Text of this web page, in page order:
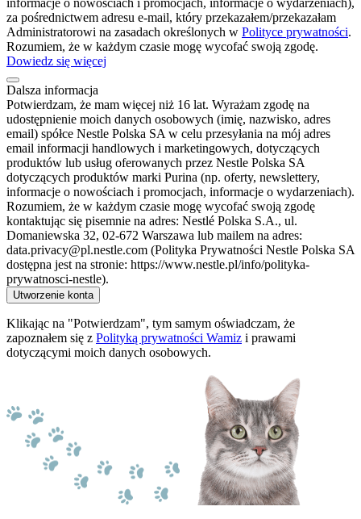
informacje o nowościach i promocjach, informacje o wydarzeniach),
za pośrednictwem adresu e-mail, który przekazałem/przekazałam
Administratorowi na zasadach określonych w Polityce prywatności.
Rozumiem, że w każdym czasie mogę wycofać swoją zgodę.
Dowiedz się więcej
Dalsza informacja
Potwierdzam, że mam więcej niż 16 lat. Wyrażam zgodę na
udostępnienie moich danych osobowych (imię, nazwisko, adres
email) spółce Nestle Polska SA w celu przesyłania na mój adres
email informacji handlowych i marketingowych, dotyczących
produktów lub usług oferowanych przez Nestle Polska SA
dotyczących produktów marki Purina (np. oferty, newslettery,
informacje o nowościach i promocjach, informacje o wydarzeniach).
Rozumiem, że w każdym czasie mogę wycofać swoją zgodę
kontaktując się pisemnie na adres: Nestlé Polska S.A., ul.
Domaniewska 32, 02-672 Warszawa lub mailem na adres:
data.privacy@pl.nestle.com (Polityka Prywatności Nestle Polska SA
dostępna jest na stronie: https://www.nestle.pl/info/polityka-
prywatnosci-nestle).
Utworzenie konta
Klikając na "Potwierdzam", tym samym oświadczam, że
zapoznałem się z Polityką prywatności Wamiz i prawami
dotyczącymi moich danych osobowych.